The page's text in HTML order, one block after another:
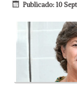
Publicado: 10